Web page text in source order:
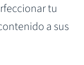
tu
a sus